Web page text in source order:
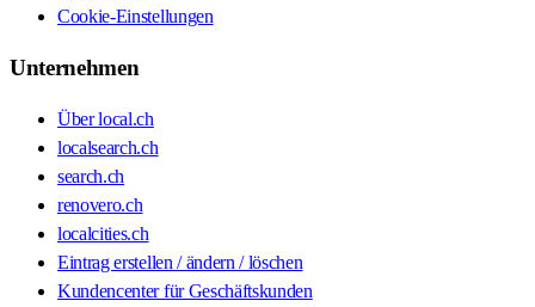
Cookie-Einstellungen
Unternehmen
Über local.ch
localsearch.ch
search.ch
renovero.ch
localcities.ch
Eintrag erstellen / ändern / löschen
Kundencenter für Geschäftskunden